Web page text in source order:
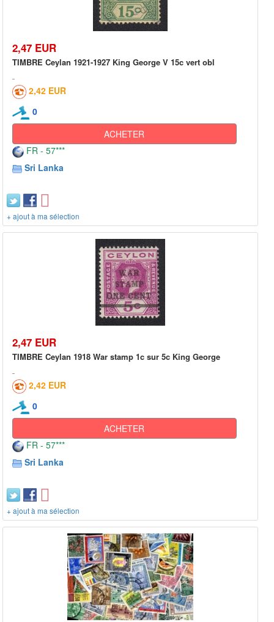
2,47 EUR
TIMBRE Ceylan 1921-1927 King George V 15c vert obl
2,42 EUR
0
ACHETER
FR - 57***
Sri Lanka
+ ajout à ma sélection
2,47 EUR
TIMBRE Ceylan 1918 War stamp 1c sur 5c King George
2,42 EUR
0
ACHETER
FR - 57***
Sri Lanka
+ ajout à ma sélection